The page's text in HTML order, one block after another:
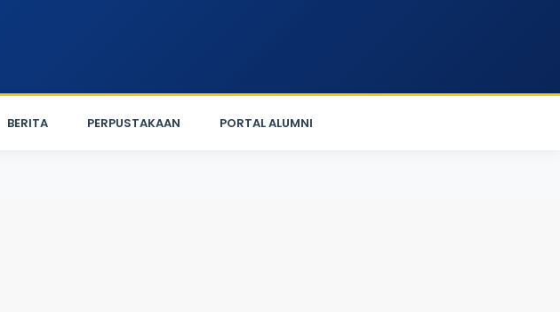
BERITA PERPUSTAKAAN PORTAL ALUMNI